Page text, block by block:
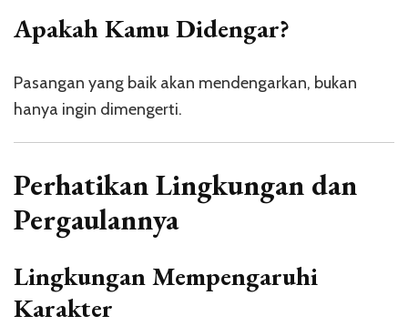
Apakah Kamu Didengar?
Pasangan yang baik akan mendengarkan, bukan
hanya ingin dimengerti.
Perhatikan Lingkungan dan
Pergaulannya
Lingkungan Mempengaruhi
Karakter